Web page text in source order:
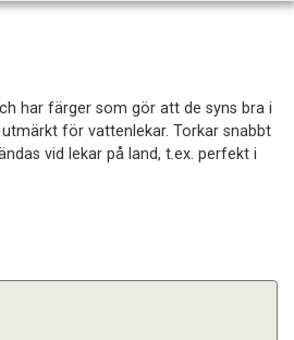
har färger som gör att de syns bra i
för vattenlekar. Torkar snabbt
vid lekar på land, t.ex. perfekt i